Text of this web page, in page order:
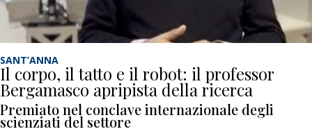
SANT’ANNA
Il corpo, il tatto e il robot: il professor
Bergamasco apripista della ricerca
Premiato nel conclave internazionale degli
scienziati del settore